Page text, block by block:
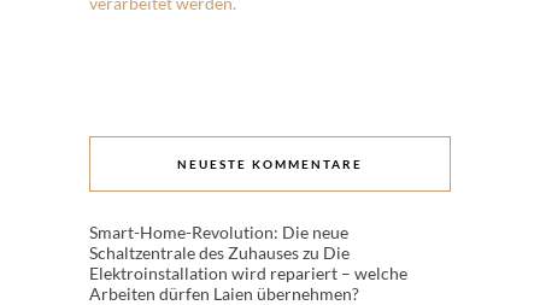
NEUESTE KOMMENTARE
Smart-Home-Revolution: Die neue
Schaltzentrale des Zuhauseszu Die
Elektroinstallation wird repariert – welche
Arbeiten dürfen Laien übernehmen?